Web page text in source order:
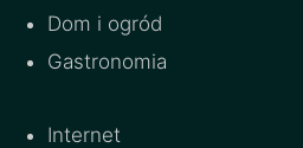
Dom i ogród
Gastronomia
Internet